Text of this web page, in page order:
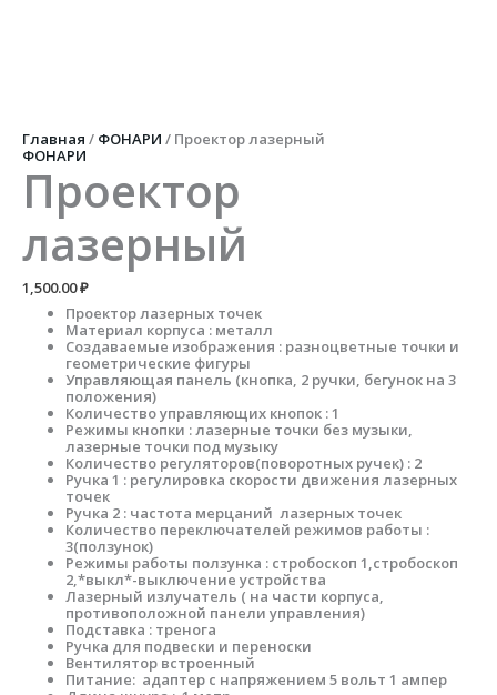
Главная / ФОНАРИ / Проектор лазерный
ФОНАРИ
Проектор
лазерный
1,500.00₽
Проектор лазерных точек
Материал корпуса : металл
Создаваемые изображения : разноцветные точки и
геометрические фигуры
Управляющая панель (кнопка, 2 ручки, бегунок на 3
положения)
Количество управляющих кнопок : 1
Режимы кнопки : лазерные точки без музыки,
лазерные точки под музыку
Количество регуляторов(поворотных ручек) : 2
Ручка 1 : регулировка скорости движения лазерных
точек
Ручка 2 : частота мерцаний лазерных точек
Количество переключателей режимов работы :
3(ползунок)
Режимы работы ползунка : стробоскоп 1,стробоскоп
2,*выкл*-выключение устройства
Лазерный излучатель ( на части корпуса,
противоположной панели управления)
Подставка : тренога
Ручка для подвески и переноски
Вентилятор встроенный
Питание: адаптер с напряжением 5 вольт 1 ампер